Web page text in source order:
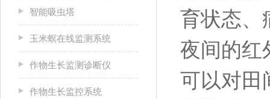
智能吸虫塔
玉米螟在线监测系统
作物生长监测诊断仪
作物生长监控系统
育状态、
夜间的红
可以对田